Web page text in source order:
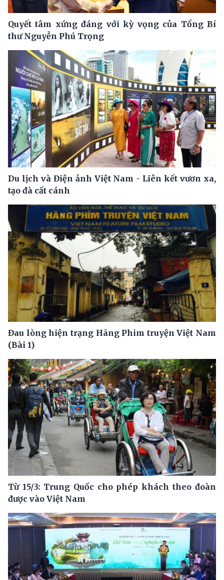
Quyết tâm xứng đáng với kỳ vọng của Tổng Bí
thư Nguyễn Phú Trọng
Du lịch và Điện ảnh Việt Nam - Liên kết vươn xa,
tạo đà cất cánh
Đau lòng hiện trạng Hãng Phim truyện Việt Nam
(Bài 1)
Từ 15/3: Trung Quốc cho phép khách theo đoàn
được vào Việt Nam